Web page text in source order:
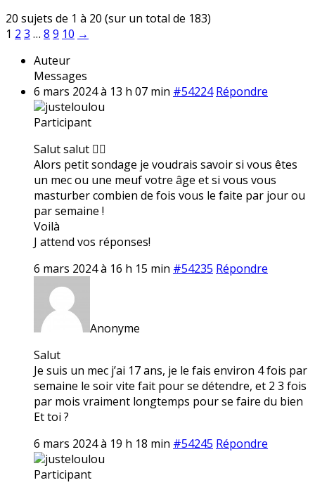
20 sujets de 1 à 20 (sur un total de 183)
1 2 3 … 8 9 10 →
Auteur
Messages
6 mars 2024 à 13 h 07 min #54224 Répondre
justeloulou
Participant
Salut salut ✌🏼
Alors petit sondage je voudrais savoir si vous êtes
un mec ou une meuf votre âge et si vous vous
masturber combien de fois vous le faite par jour ou
par semaine !
Voilà
J attend vos réponses!
6 mars 2024 à 16 h 15 min #54235 Répondre
Anonyme
Salut
Je suis un mec j’ai 17 ans, je le fais environ 4 fois par
semaine le soir vite fait pour se détendre, et 2 3 fois
par mois vraiment longtemps pour se faire du bien
Et toi ?
6 mars 2024 à 19 h 18 min #54245 Répondre
justeloulou
Participant